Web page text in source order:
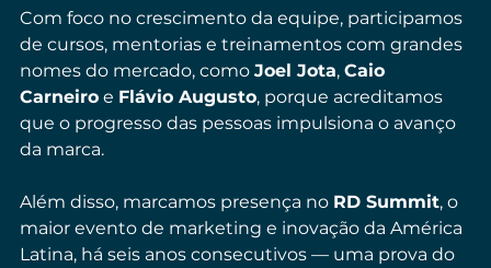
Com foco no crescimento da equipe, participamos
de cursos, mentorias e treinamentos com grandes
nomes do mercado, como Joel Jota, Caio
Carneiro e Flávio Augusto, porque acreditamos
que o progresso das pessoas impulsiona o avanço
da marca.
Além disso, marcamos presença no RD Summit, o
maior evento de marketing e inovação da América
Latina, há seis anos consecutivos — uma prova do